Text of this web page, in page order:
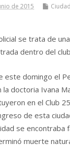
de 2015 Ciudad
se trata de
dentro del
este domingo el
doctoria Ivana
en el Club
de esta
se encontraba
muerte